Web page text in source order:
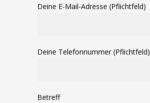
Deine E-Mail-Adresse (Pflichtfeld)
Deine Telefonnummer (Pflichtfeld)
Betreff